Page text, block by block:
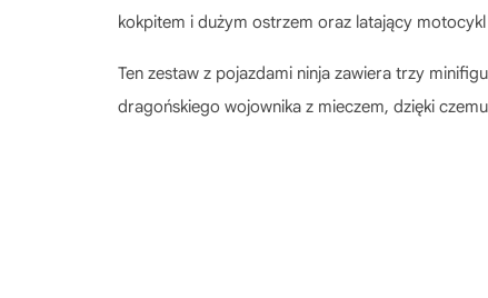
kokpitem i dużym ostrzem oraz latający
Ten zestaw z pojazdami ninja zawiera trzy
dragońskiego wojownika z mieczem, dzięki